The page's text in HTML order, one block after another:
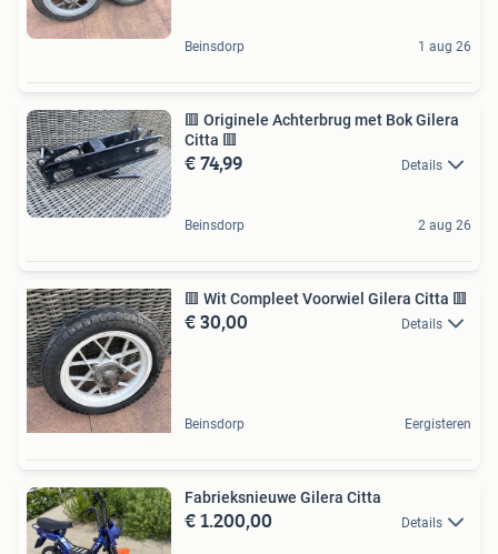
Beinsdorp 1 aug 26
🟥 Originele Achterbrug met Bok Gilera
Citta 🟥
€ 74,99 Details
Beinsdorp 2 aug 26
🟥 Wit Compleet Voorwiel Gilera Citta 🟥
€ 30,00 Details
Beinsdorp Eergisteren
Fabrieksnieuwe Gilera Citta
€ 1.200,00 Details